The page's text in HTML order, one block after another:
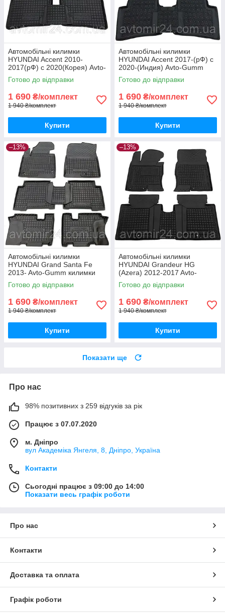
Автомобільні килимки
HYUNDAI Accent 2010-
2017(рФ) с 2020(Корея) Avto-
Gumm килимки для авто
ХЮНДАЙ Акцент 2010-2017
Готово до відправки
1 690 ₴/комплект
1 940 ₴/комплект
Купити
Автомобільні килимки
HYUNDAI Accent 2017-(рФ) с
2020-(Индия) Avto-Gumm
килимки для авто ХЮНДАЙ
Акцент 2017-
Готово до відправки
1 690 ₴/комплект
1 940 ₴/комплект
Купити
–13%
Автомобільні килимки
HYUNDAI Grand Santa Fe
2013- Avto-Gumm килимки
для авто ХЮНДАЙ Гранд
Санта Фе 2013- Автогум
Готово до відправки
1 690 ₴/комплект
1 940 ₴/комплект
Купити
–13%
Автомобільні килимки
HYUNDAI Grandeur HG
(Azera) 2012-2017 Avto-
Gumm килимки для авто
ХЮНДАЙ Грандеур ХГ Азера
Готово до відправки
1 690 ₴/комплект
1 940 ₴/комплект
Купити
Показати ще
Про нас
98% позитивних з 259 відгуків за рік
Працює з 07.07.2020
м. Дніпро
вул Академіка Янгеля, 8, Дніпро, Україна
Контакти
Сьогодні працює з 09:00 до 14:00
Показати весь графік роботи
Про нас
Контакти
Доставка та оплата
Графік роботи